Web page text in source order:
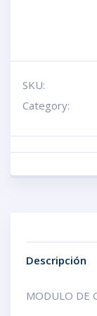
SKU:
Category:
Descripción
MODULO DE